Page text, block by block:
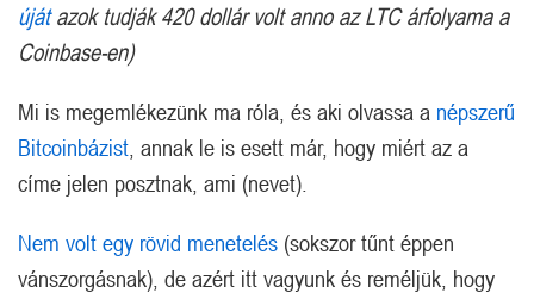
újátazok tudják 420 dollár volt anno az LTC árfolyama a
Coinbase-en)
Mi is megemlékezünk ma róla, és aki olvassa a népszerű
Bitcoinbázist , annak le is esett már, hogy miért az a
címe jelen posztnak, ami (nevet).
Nem volt egy rövid menetelés (sokszor tűnt éppen
vánszorgásnak), de azért itt vagyunk és reméljük, hogy